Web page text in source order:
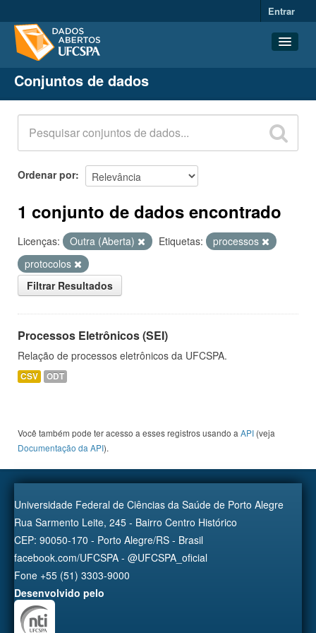
Entrar
Conjuntos de dados
Organizações
Grupos
Sobre
Conjuntos de dados
Ordenar por
1 conjunto de dados encontrado
Licenças: Outra (Aberta) Etiquetas:
processos
protocolos
Filtrar Resultados
Processos Eletrônicos (SEI)
Relação de processos eletrônicos da UFCSPA.
CSV ODT
Você também pode ter acesso a esses registros usando a API (veja
Documentação da API).
Universidade Federal de Ciências da Saúde de Porto Alegre
Rua Sarmento Leite, 245 - Bairro Centro Histórico
CEP: 90050-170 - Porto Alegre/RS - Brasil
facebook.com/UFCSPA - @UFCSPA_oficial
Fone +55 (51) 3303-9000
Desenvolvido pelo